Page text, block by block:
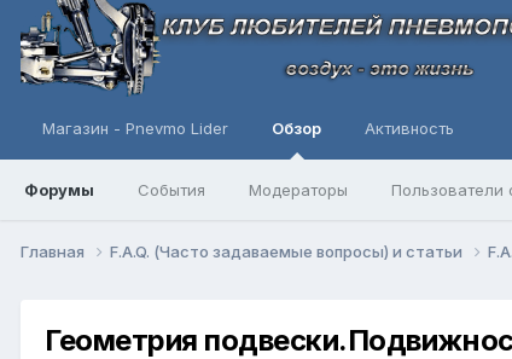
Магазин - Pnevmo Lider Обзор
Форумы События Модераторы Пользователи
Активность
Главная F.A.Q. (Часто задаваемые вопросы) и статьи
Геометрия